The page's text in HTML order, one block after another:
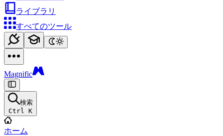
ライブラリ
すべてのツール
Magnific
検索
Ctrl K
ホーム